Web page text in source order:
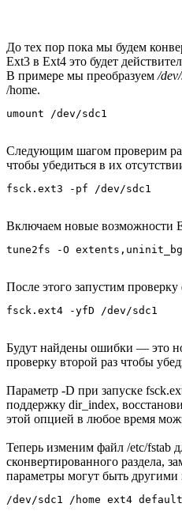
До тех пор пока мы будем
Ext3 в Ext4 это будет
В примере мы преобразуем /
/home.
umount /dev/sdc1
Следующим шагом проверим
чтобы убедиться в их
fsck.ext3 -pf /dev/sdc1
Включаем новые возможности
tune2fs -O
После этого запустим
fsck.ext4 -yfD /dev/sdc1
Будут найдены ошибки — это
проверку второй раз чтобы
Параметр -D при запуске
поддержку dir_index,
этой опцией в любое время
Теперь изменим файл /etc/fstab
сконвертированного раздела,
параметры могут быть другими
/dev/sdc1 /home ext4